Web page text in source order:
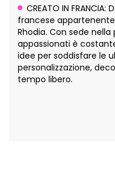
CREATO IN
francese
Rhodia. Con sede
appassionati è
idee per soddisfare le
personalizzazione,
tempo libero.